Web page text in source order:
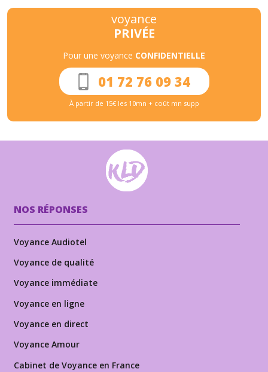
voyance
PRIVÉE
Pour une voyance CONFIDENTIELLE
01 72 76 09 34
À partir de 15€ les 10mn + coût mn supp
NOS RÉPONSES
Voyance Audiotel
Voyance de qualité
Voyance immédiate
Voyance en ligne
Voyance en direct
Voyance Amour
Cabinet de Voyance en France